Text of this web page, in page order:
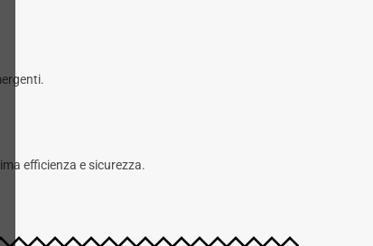
efficienza e sicurezza.